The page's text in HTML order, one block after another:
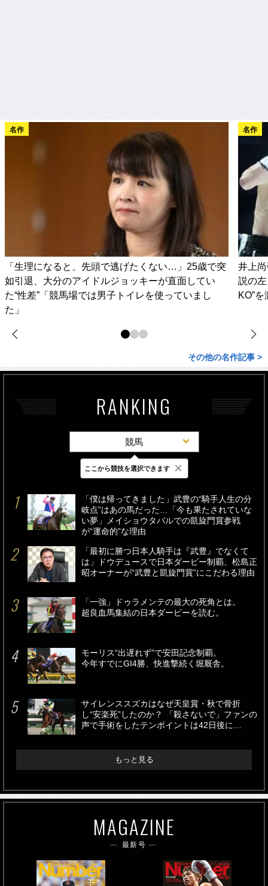
名作
「生理になると、先頭で逃げたくない…」25歳で突
如引退、大分のアイドルジョッキーが直面してい
た“性差”「競馬場では男子トイレを使っていまし
た」
名作
井上
説の
KO”
その他の名作記事 >
RANKING
競馬
最新 24時間 週間
「僕は帰ってきました」武豊の“騎手人生の分
岐点”はあの馬だった…「今も果たされていな
い夢」メイショウタバルでの凱旋門賞参戦
が“運命的”な理由
「最初に勝つ日本人騎手は『武豊』でなくて
は」ドウデュースで日本ダービー制覇、松島正
昭オーナーが“武豊と凱旋門賞”にこだわる理由
「一強」ドゥラメンテの最大の死角とは。
超良血馬集結の日本ダービーを読む。
モーリス“出遅れず”で安田記念制覇。
今年すでにGI4勝、快進撃続く堀厩舎。
サイレンススズカはなぜ天皇賞・秋で骨折
し“安楽死”したのか？ 「殺さないで」ファンの
声で手術をしたテンポイントは42日後に…
もっと見る
MAGAZINE
最新号
ここから競技を選択できます ×